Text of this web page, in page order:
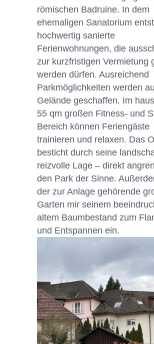
römischen Badruine. In dem
ehemaligen Sanatorium
hochwertig sanierte
Ferienwohnungen, die
zur kurzfristigen Vermietung
werden dürfen. Ausreichend
Parkmöglichkeiten werden
Gelände geschaffen. Im
55 qm großen Fitness- und
Bereich können Feriengäste
trainieren und relaxen. Das
besticht durch seine
reizvolle Lage – direkt
den Park der Sinne.
der zur Anlage gehörende
Garten mir seinem
altem Baumbestand zum
und Entspannen ein.